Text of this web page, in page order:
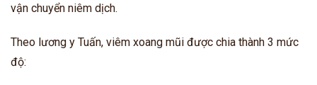
vận chuyển niêm dịch.
Theo lương y Tuấn, viêm xoang mũi được chia thành 3 mức
độ: